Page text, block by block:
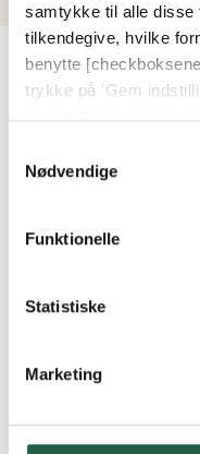
samtykke til alle
tilkendegive, hvilke
benytte
trykke på 'Gem
dit samtykke tilbage
mere om vores brug
personlige
Nødvendige
Funktionelle
Statistiske
Marketing
KUNDEBILLEDER